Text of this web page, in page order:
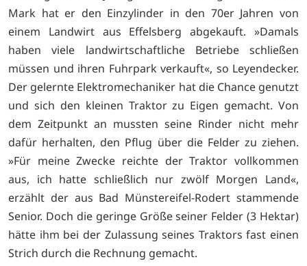
Mark hat er den Einzylinder in den 70er Jahren von
einem Landwirt aus Effelsberg abgekauft. »Damals
haben viele landwirtschaftliche Betriebe schließen
müssen und ihren Fuhrpark verkauft«, so Leyendecker.
Der gelernte Elektromechaniker hat die Chance genutzt
und sich den kleinen Traktor zu Eigen gemacht. Von
dem Zeitpunkt an mussten seine Rinder nicht mehr
dafür herhalten, den Pflug über die Felder zu ziehen.
»Für meine Zwecke reichte der Traktor vollkommen
aus, ich hatte schließlich nur zwölf Morgen Land«,
erzählt der aus Bad Münstereifel-Rodert stammende
Senior. Doch die geringe Größe seiner Felder (3 Hektar)
hätte ihm bei der Zulassung seines Traktors fast einen
Strich durch die Rechnung gemacht.